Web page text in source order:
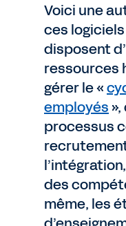
Voici une
ces
disposent
ressources
gérer le «
employés
processus
des
même, les